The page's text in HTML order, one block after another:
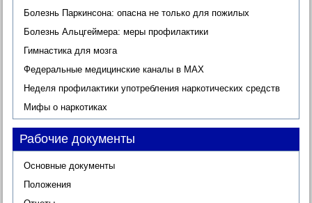
Болезнь Паркинсона: опасна не только для пожилых
Болезнь Альцгеймера: меры профилактики
Гимнастика для мозга
Федеральные медицинские каналы в МАХ
Неделя профилактики употребления наркотических средств
Мифы о наркотиках
Рабочие документы
Основные документы
Положения